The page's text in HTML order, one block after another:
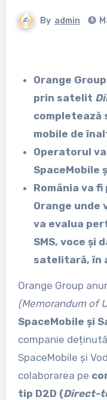
By admin
Orange
prin satelit
completează
mobile de
Operatorul
SpaceMobile
România va
Orange unde
va evalua
SMS, voce și
satelitară, în
Orange Group
(Memorandum of
SpaceMobile și
companie
SpaceMobile și
colaborarea pe
tip D2D (Direct-